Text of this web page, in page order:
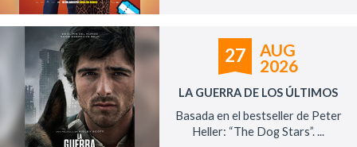
27
AUG
2026
LA GUERRA DE LOS ÚLTIMOS
Basada en el bestseller de Peter
Heller: “The Dog Stars”. ...